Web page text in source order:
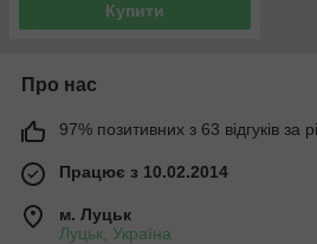
Купити
Про нас
97% позитивних з 63 відгуків за
Працює з 10.02.2014
м. Луцьк
Луцьк, Україна